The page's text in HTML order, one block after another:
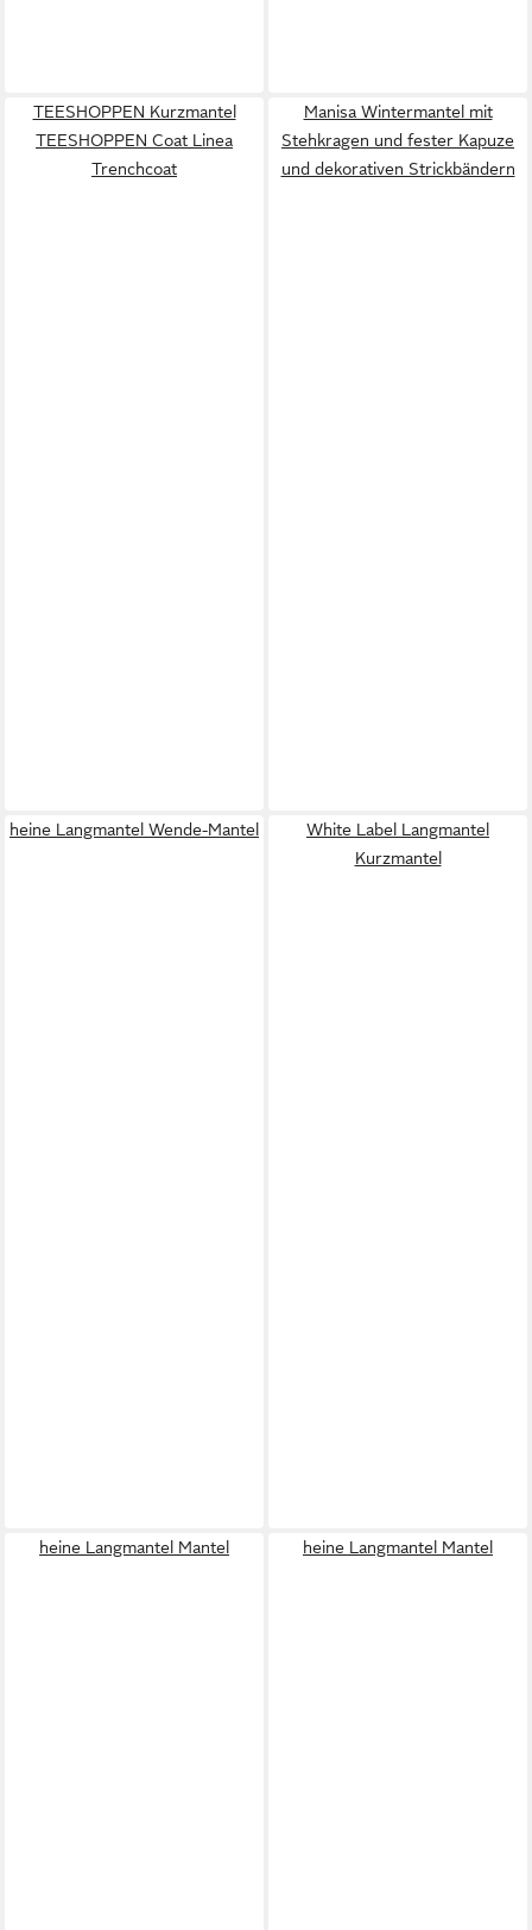
TEESHOPPEN Kurzmantel
TEESHOPPEN Coat Linea
Trenchcoat
Manisa Wintermantel mit
Stehkragen und fester Kapuze
und dekorativen Strickbändern
heine Langmantel Wende-Mantel
White Label Langmantel
Kurzmantel
heine Langmantel Mantel heine Langmantel Mantel